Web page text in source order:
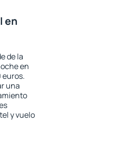
en
de la
en
euros.
una
y vuelo